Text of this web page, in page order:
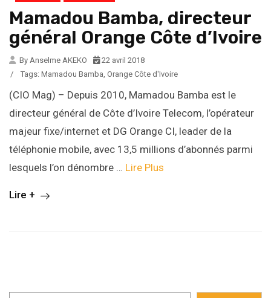
Mamadou Bamba, directeur
général Orange Côte d’Ivoire
By Anselme AKEKO
22 avril 2018
/
Tags: Mamadou Bamba Orange Côte d'Ivoire
(CIO Mag) – Depuis 2010, Mamadou Bamba est le
directeur général de Côte d’Ivoire Telecom, l’opérateur
majeur fixe/internet et DG Orange CI, leader de la
téléphonie mobile, avec 13,5 millions d’abonnés parmi
lesquels l’on dénombre … Lire Plus
Lire +